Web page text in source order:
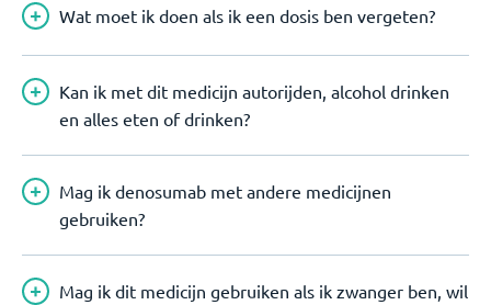
Wat moet ik doen als ik een dosis ben vergeten?
Kan ik met dit medicijn autorijden, alcohol drinken
en alles eten of drinken?
Mag ik denosumab met andere medicijnen
gebruiken?
Mag ik dit medicijn gebruiken als ik zwanger ben, wil